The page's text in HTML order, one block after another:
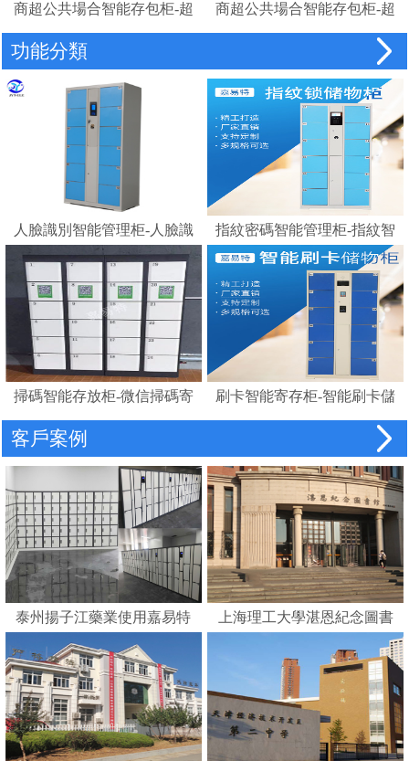
商超公共場合智能存包柜-超
市智能儲物柜密碼柜電子存
包柜
商超公共場合智能存包柜-超
市智能條碼寄存儲物柜電子
存包柜
功能分類
人臉識別智能管理柜-人臉識
別存包柜指紋智能電子寄存
柜
指紋密碼智能管理柜-指紋智
能電子寄存柜
掃碼智能存放柜-微信掃碼寄
存柜
刷卡智能寄存柜-智能刷卡儲
物柜 IC卡電子感應自助存包
柜
客戶案例
泰州揚子江藥業使用嘉易特
刷卡智能柜
上海理工大學湛恩紀念圖書